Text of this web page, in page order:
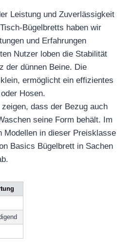
Leistung und Zuverlässigkeit
Bügelbretts haben wir
und Erfahrungen
Nutzer loben die Stabilität
der dünnen Beine. Die
ermöglicht ein effizientes
Hosen.
dass der Bezug auch
seine Form behält. Im
Modellen in dieser Preisklasse
Basics Bügelbrett in Sachen